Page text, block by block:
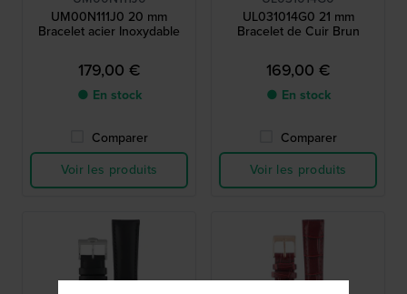
UM00N111J0 20 mm
Bracelet acier Inoxydable
179,00 €
● En stock
Comparer
Voir les produits
UL031014G0 21 mm
Bracelet de Cuir Brun
169,00 €
● En stock
Comparer
Voir les produits